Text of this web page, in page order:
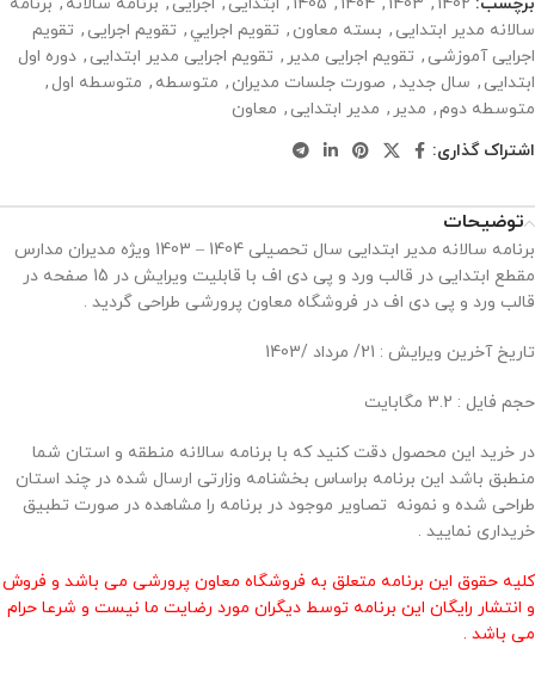
سالانه مدیر ابتدایی , بسته معاون , تقويم اجرايي , تقویم اجرایی , تقویم
اجرایی آموزشی , تقویم اجرایی مدیر , تقویم اجرایی مدیر ابتدایی , دوره اول
ابتدایی , سال جديد, صورت جلسات مدیران , متوسطه , متوسطه اول ,
متوسطه دوم, مدیر , مدیر ابتدایی , معاون
اشتراک گذاری:
توضیحات
برنامه سالانه مدیر ابتدایی سال تحصیلی 1404 – 1403 ویژه مدیران مدارس
مقطع ابتدایی در قالب ورد و پی دی اف با قابلیت ویرایش در 15 صفحه در
قالب ورد و پی دی اف در فروشگاه معاون پرورشی طراحی گردید .
تاريخ آخرين ويرايش : 21/ مرداد /1403
حجم فايل : 3.2 مگابايت
در خرید این محصول دقت کنید که با برنامه سالانه منطقه و استان شما
منطبق باشد این برنامه براساس بخشنامه وزارتی ارسال شده در چند استان
طراحی شده و نمونه تصاویر موجود در برنامه را مشاهده در صورت تطبیق
خریداری نمایید .
کلیه حقوق این برنامه متعلق به فروشگاه معاون پرورشی می باشد و فروش
و انتشار رایگان این برنامه توسط دیگران مورد رضایت ما نیست و شرعا حرام
می باشد .